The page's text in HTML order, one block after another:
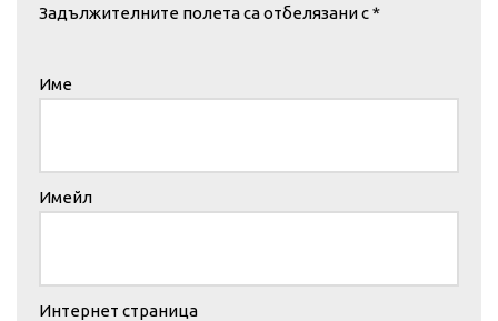
Задължителните полета са отбелязани с*
Име
Имейл
Интернет страница